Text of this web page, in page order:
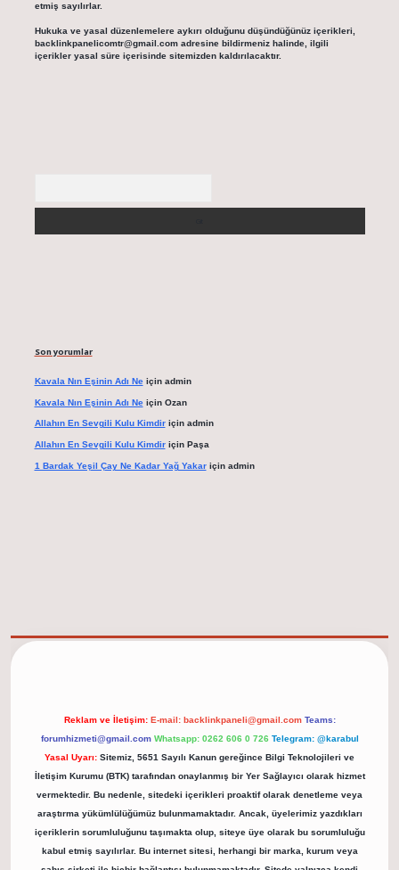
etmiş sayılırlar.
Hukuka ve yasal düzenlemelere aykırı olduğunu düşündüğünüz içerikleri,
backlinkpanelicomtr@gmail.comadresine bildirmeniz halinde, ilgili
içerikler yasal süre içerisinde sitemizden kaldırılacaktır.
Son yorumlar
Kavala Nın Eşinin Adı Neiçin admin
Kavala Nın Eşinin Adı Neiçin Ozan
Allahın En Sevgili Kulu Kimdiriçin admin
Allahın En Sevgili Kulu Kimdiriçin Paşa
1 Bardak Yeşil Çay Ne Kadar Yağ Yakariçin admin
Reklam ve İletişim: E-mail: backlinkpaneli@gmail.com Teams:
forumhizmeti@gmail.com Whatsapp: 0262 606 0 726 Telegram: @karabul
Yasal Uyarı: Sitemiz, 5651 Sayılı Kanun gereğince Bilgi Teknolojileri ve
İletişim Kurumu (BTK) tarafından onaylanmış bir Yer Sağlayıcı olarak hizmet
vermektedir. Bu nedenle, sitedeki içerikleri proaktif olarak denetleme veya
araştırma yükümlülüğümüz bulunmamaktadır. Ancak, üyelerimiz yazdıkları
içeriklerin sorumluluğunu taşımakta olup, siteye üye olarak bu sorumluluğu
kabul etmiş sayılırlar. Bu internet sitesi, herhangi bir marka, kurum veya